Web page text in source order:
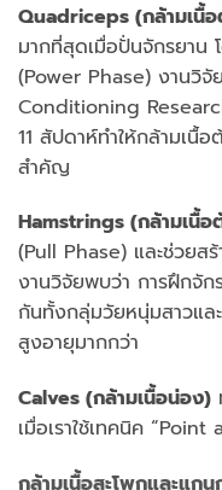
Quadriceps (กล้ามเนื้
มากที่สุดเมื่อปั่นจักรยาน
(Power Phase) งานวิ
Conditioning
11 สัปดาห์ทำให้กล้ามเนื้
สำคัญ
Hamstrings (กล้ามเนื้อ
(Pull Phase) และช่วยส
งานวิจัยพบว่า การฝึกจัก
กันทั้งกลุ่มวัยหนุ่มสาวแล
สูงอายุมากกว่า
Calves (กล้ามเนื้อน่อง)
เมื่อเราใช้เทคนิค
กล้ามเนื้อสะโพกและแก